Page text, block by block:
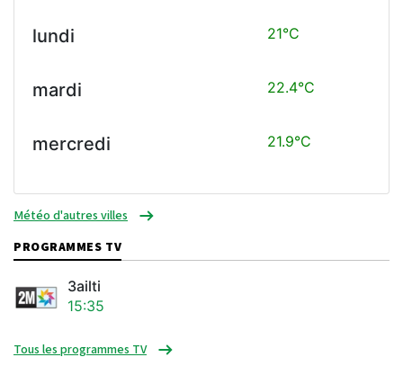
lundi 21°C
mardi 22.4°C
mercredi 21.9°C
Météo d'autres villes
PROGRAMMES TV
3ailti
15:35
Tous les programmes TV